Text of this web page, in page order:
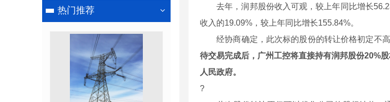
热门推荐
去年，润邦股份收入可观，较上年同比增长
收入的19.09%，较上年同比增长155.84%。
经协商确定，此次标的股份的转让价格初定不高
待交易完成后，广州工控将直接持有润邦股份20%
人民政府。
?